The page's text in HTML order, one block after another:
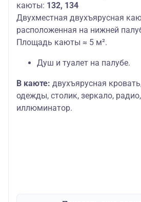
каюты: 132, 134
Двухместная двухъярусная
расположенная на нижней
Площадь каюты ≈ 5 м².
Душ и туалет на палубе.
В каюте: двухъярусная
одежды, столик, зеркало,
иллюминатор.